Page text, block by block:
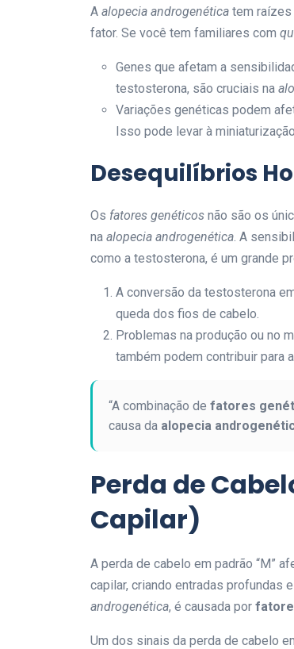
A alopecia androgenética tem raízes
fator. Se você tem familiares com
Genes que afetam a
testosterona, são cruciais na
Variações genéticas podem
Isso pode levar à
Desequilíbrios
Os fatores genéticos não são os
na alopecia androgenética . A
como a testosterona, é um grande
A conversão da testosterona
queda dos fios de cabelo.
Problemas na produção ou no
também podem contribuir para a
“A combinação de fatores
causa da alopecia
Perda de
Capilar)
A perda de cabelo em padrão “M”
capilar, criando entradas profundas
androgenética, é causada por
Um dos sinais da perda de cabelo